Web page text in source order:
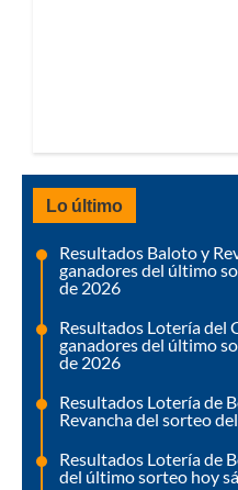
Lo último
Resultados Baloto y
ganadores del último
de 2026
Resultados Lotería del
ganadores del último
de 2026
Resultados Lotería de
Revancha del sorteo
Resultados Lotería de
del último sorteo hoy